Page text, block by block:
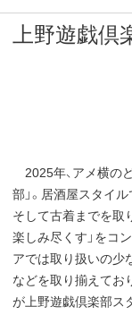
上野遊戯倶
2025年、アメ横の
部」。居酒屋スタイ
そして古着までを取
楽しみ尽くす」をコ
アでは取り扱いの少
などを取り揃えてお
が上野遊戯倶楽部ス